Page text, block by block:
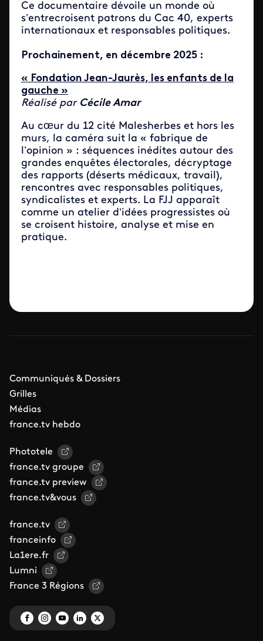
Ce documentaire dévoile un monde où
s’entrecroisent patrons du Cac 40, experts
internationaux et responsables politiques.
Prochainement, en décembre 2025 :
« Fondation Jean-Jaurès, les enfants de la
gauche »
Réalisé par Cécile Amar
Au cœur du 12 cité Malesherbes et hors les
murs, la caméra suit la « fabrique de
l’opinion » : séquences inédites autour des
grandes enquêtes électorales, décryptage
des rapports (déserts médicaux, travail),
rencontres avec responsables politiques,
syndicalistes et experts. La FJJ apparaît
comme un atelier d’idées progressistes où
se croisent histoire, analyse et mise en
pratique.
Communiqués & Dossiers
Grilles
Médias
france.tv hebdo
Phototele
france.tv groupe
france.tv preview
france.tv&vous
france.tv
franceinfo
La1ere.fr
Lumni
France 3 Régions